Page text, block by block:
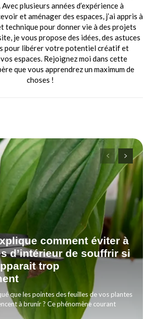
plusieurs années d’expérience à
et aménager des espaces, j’ai appris à
technique pour donner vie à des projets
je vous propose des idées, des astuces
pour libérer votre potentiel créatif et
espaces. Rejoignez moi dans cette
que vous apprendrez un maximum de
choses !
comment éviter à
d’intérieur de souffrir si
trop
que les pointes des feuilles de vos plantes
à brunir ? Ce phénomène courant